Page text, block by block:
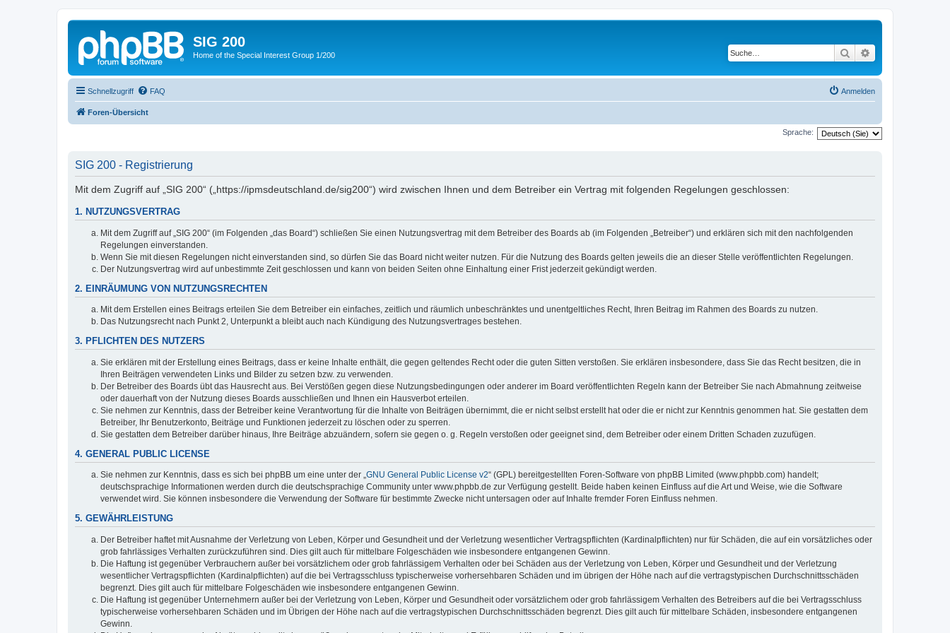
SIG 200
Home of the Special Interest Group 1/200 Suche
Schnellzugriff FAQ Anmelden
Foren-Übersicht
Sprache:
SIG 200 - Registrierung
Mit dem Zugriff auf „SIG 200“ („https://ipmsdeutschland.de/sig200“) wird zwischen Ihnen und dem Betreiber ein Vertrag mit folgenden Regelungen geschlossen:
1. NUTZUNGSVERTRAG
Mit dem Zugriff auf „SIG 200“ (im Folgenden „das Board“) schließen Sie einen Nutzungsvertrag mit dem Betreiber des Boards ab (im Folgenden „Betreiber“) und erklären sich mit den nachfolgenden
Regelungen einverstanden.
Wenn Sie mit diesen Regelungen nicht einverstanden sind, so dürfen Sie das Board nicht weiter nutzen. Für die Nutzung des Boards gelten jeweils die an dieser Stelle veröffentlichten Regelungen.
Der Nutzungsvertrag wird auf unbestimmte Zeit geschlossen und kann von beiden Seiten ohne Einhaltung einer Frist jederzeit gekündigt werden.
2. EINRÄUMUNG VON NUTZUNGSRECHTEN
Mit dem Erstellen eines Beitrags erteilen Sie dem Betreiber ein einfaches, zeitlich und räumlich unbeschränktes und unentgeltliches Recht, Ihren Beitrag im Rahmen des Boards zu nutzen.
Das Nutzungsrecht nach Punkt 2, Unterpunkt a bleibt auch nach Kündigung des Nutzungsvertrages bestehen.
3. PFLICHTEN DES NUTZERS
Sie erklären mit der Erstellung eines Beitrags, dass er keine Inhalte enthält, die gegen geltendes Recht oder die guten Sitten verstoßen. Sie erklären insbesondere, dass Sie das Recht besitzen, die in
Ihren Beiträgen verwendeten Links und Bilder zu setzen bzw. zu verwenden.
Der Betreiber des Boards übt das Hausrecht aus. Bei Verstößen gegen diese Nutzungsbedingungen oder anderer im Board veröffentlichten Regeln kann der Betreiber Sie nach Abmahnung zeitweise
oder dauerhaft von der Nutzung dieses Boards ausschließen und Ihnen ein Hausverbot erteilen.
Sie nehmen zur Kenntnis, dass der Betreiber keine Verantwortung für die Inhalte von Beiträgen übernimmt, die er nicht selbst erstellt hat oder die er nicht zur Kenntnis genommen hat. Sie gestatten dem
Betreiber, Ihr Benutzerkonto, Beiträge und Funktionen jederzeit zu löschen oder zu sperren.
Sie gestatten dem Betreiber darüber hinaus, Ihre Beiträge abzuändern, sofern sie gegen o. g. Regeln verstoßen oder geeignet sind, dem Betreiber oder einem Dritten Schaden zuzufügen.
4. GENERAL PUBLIC LICENSE
Sie nehmen zur Kenntnis, dass es sich bei phpBB um eine unter der „GNU General Public License v2“ (GPL) bereitgestellten Foren-Software von phpBB Limited (www.phpbb.com) handelt;
deutschsprachige Informationen werden durch die deutschsprachige Community unter www.phpbb.de zur Verfügung gestellt. Beide haben keinen Einfluss auf die Art und Weise, wie die Software
verwendet wird. Sie können insbesondere die Verwendung der Software für bestimmte Zwecke nicht untersagen oder auf Inhalte fremder Foren Einfluss nehmen.
5. GEWÄHRLEISTUNG
Der Betreiber haftet mit Ausnahme der Verletzung von Leben, Körper und Gesundheit und der Verletzung wesentlicher Vertragspflichten (Kardinalpflichten) nur für Schäden, die auf ein vorsätzliches oder
grob fahrlässiges Verhalten zurückzuführen sind. Dies gilt auch für mittelbare Folgeschäden wie insbesondere entgangenen Gewinn.
Die Haftung ist gegenüber Verbrauchern außer bei vorsätzlichem oder grob fahrlässigem Verhalten oder bei Schäden aus der Verletzung von Leben, Körper und Gesundheit und der Verletzung
wesentlicher Vertragspflichten (Kardinalpflichten) auf die bei Vertragsschluss typischerweise vorhersehbaren Schäden und im übrigen der Höhe nach auf die vertragstypischen Durchschnittsschäden
begrenzt. Dies gilt auch für mittelbare Folgeschäden wie insbesondere entgangenen Gewinn.
Die Haftung ist gegenüber Unternehmern außer bei der Verletzung von Leben, Körper und Gesundheit oder vorsätzlichem oder grob fahrlässigem Verhalten des Betreibers auf die bei Vertragsschluss
typischerweise vorhersehbaren Schäden und im Übrigen der Höhe nach auf die vertragstypischen Durchschnittsschäden begrenzt. Dies gilt auch für mittelbare Schäden, insbesondere entgangenen
Gewinn.